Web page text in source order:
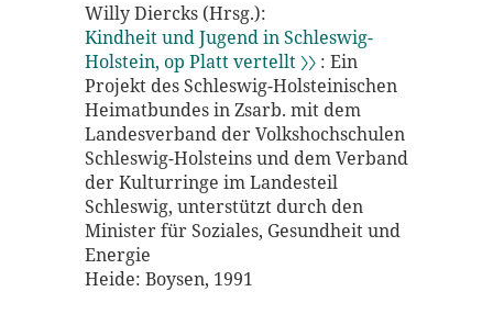
Willy Diercks (Hrsg.):
Kindheit und Jugend in Schleswig-
Holstein, op Platt vertellt 〉〉 : Ein
Projekt des Schleswig-Holsteinischen
Heimatbundes in Zsarb. mit dem
Landesverband der Volkshochschulen
Schleswig-Holsteins und dem Verband
der Kulturringe im Landesteil
Schleswig, unterstützt durch den
Minister für Soziales, Gesundheit und
Energie
Heide: Boysen, 1991